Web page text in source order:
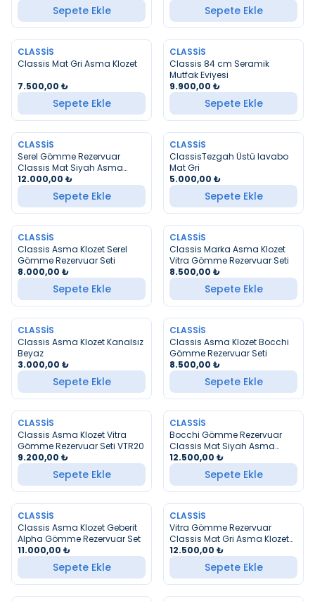
Sepete Ekle Sepete Ekle
CLASSIS
Classis Mat Gri Asma Klozet
7.500,00 ₺
Sepete Ekle
CLASSIS
Classis 84 cm Seramik
Mutfak Eviyesi
9.900,00 ₺
Sepete Ekle
YENI
CLASSIS
Serel Gömme Rezervuar
Classis Mat Siyah Asma
Klozet Seti
12.000,00 ₺
Sepete Ekle
CLASSIS
ClassisTezgah Üstü lavabo
Mat Gri
5.000,00 ₺
Sepete Ekle
YENI
CLASSIS
Classis Asma Klozet Serel
Gömme Rezervuar Seti
8.000,00 ₺
Sepete Ekle
CLASSIS
Classis Marka Asma Klozet
Vitra Gömme Rezervuar Seti
8.500,00 ₺
Sepete Ekle
YENI
CLASSIS
Classis Asma Klozet Kanalsız
Beyaz
3.000,00 ₺
Sepete Ekle
YENI
CLASSIS
Classis Asma Klozet Bocchi
Gömme Rezervuar Seti
8.500,00 ₺
Sepete Ekle
YENI
CLASSIS
Classis Asma Klozet Vitra
Gömme Rezervuar Seti VTR20
9.200,00 ₺
Sepete Ekle
CLASSIS
Bocchi Gömme Rezervuar
Classis Mat Siyah Asma
Klozet Set
12.500,00 ₺
Sepete Ekle
CLASSIS
Classis Asma Klozet Geberit
Alpha Gömme Rezervuar Set
11.000,00 ₺
Sepete Ekle
CLASSIS
Vitra Gömme Rezervuar
Classis Mat Gri Asma Klozet
Set
12.500,00 ₺
Sepete Ekle